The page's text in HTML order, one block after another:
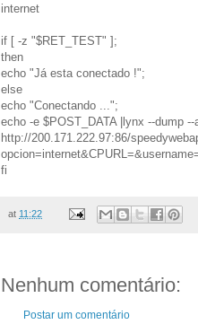
internet
if [ -z "$RET_TEST" ];
then
echo "Já esta conectado !";
else
echo "Conectando ...";
echo -e $POST_DATA |lynx --dump
http://200.171.222.97:86/
fi
at 11:22
Nenhum comentário:
Postar um comentário